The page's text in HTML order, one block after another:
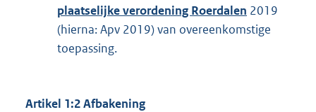
plaatselijke verordening Roerdalen 2019
(hierna: Apv 2019) van overeenkomstige
toepassing.
Artikel 1:2 Afbakening